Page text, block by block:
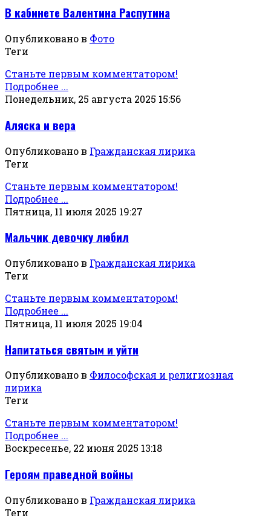
В кабинете Валентина Распутина
Опубликовано в Фото
Теги
Станьте первым комментатором!
Подробнее ...
Понедельник, 25 августа 2025 15:56
Аляска и вера
Опубликовано в Гражданская лирика
Теги
Станьте первым комментатором!
Подробнее ...
Пятница, 11 июля 2025 19:27
Мальчик девочку любил
Опубликовано в Гражданская лирика
Теги
Станьте первым комментатором!
Подробнее ...
Пятница, 11 июля 2025 19:04
Напитаться святым и уйти
Опубликовано в Философская и религиозная
лирика
Теги
Станьте первым комментатором!
Подробнее ...
Воскресенье, 22 июня 2025 13:18
Героям праведной войны
Опубликовано в Гражданская лирика
Теги